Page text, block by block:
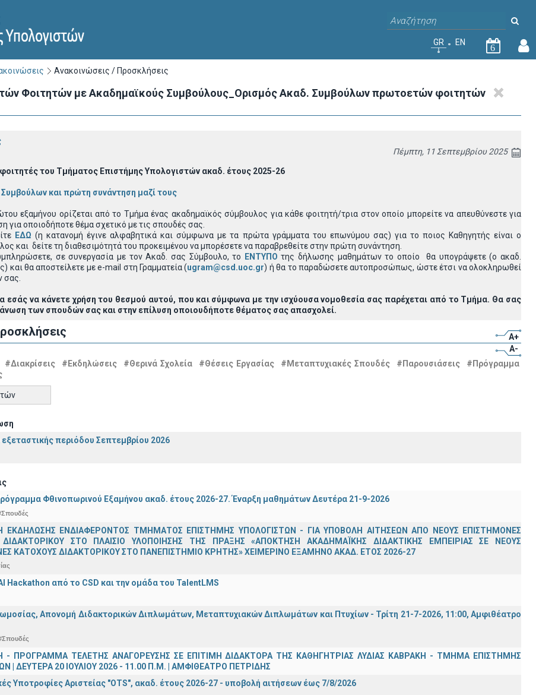
GR EN
6
Ανακοινώσεις / Προσκλήσεις
Φοιτητών με Ακαδημαϊκούς Συμβούλους_Ορισμός Ακαδ. Συμβούλων πρωτοετών φοιτητών
Πέμπτη, 11 Σεπτεμβρίου 2025
του Τμήματος Επιστήμης Υπολογιστών ακαδ. έτους 2025-26
και πρώτη συνάντηση μαζί τους
εξαμήνου ορίζεται από το Τμήμα ένας ακαδημαϊκός σύμβουλος για κάθε φοιτητή/τρια στον οποίο μπορείτε να απευθύνεστε για
για οποιοδήποτε θέμα σχετικό με τις σπουδές σας.
ΕΔΩ (η κατανομή έγινε αλφαβητικά και σύμφωνα με τα πρώτα γράμματα του επωνύμου σας) για το ποιος Καθηγητής είναι ο
και δείτε τη διαθεσιμότητά του προκειμένου να μπορέσετε να παραβρεθείτε στην πρώτη συνάντηση.
σε συνεργασία με τον Ακαδ. σας Σύμβουλο, το
ΕΝΤΥΠΟ της δήλωσης μαθημάτων το οποίο θα υπογράψετε (ο ακαδ.
και θα αποστείλετε με e-mail στη Γραμματεία (ugram@csd.uoc.gr) ή θα το παραδώσετε αυτοπροσώπως, ώστε έτσι να ολοκληρωθεί
εσάς να κάνετε χρήση του θεσμού αυτού, που και σύμφωνα με την ισχύουσα νομοθεσία σας παρέχεται από το Τμήμα. Θα σας
των σπουδών σας και στην επίλυση οποιουδήποτε θέματος σας απασχολεί.
A+
A-
#Διακρίσεις #Εκδηλώσεις #Θερινά Σχολεία #Θέσεις Εργασίας #Μεταπτυχιακές Σπουδές #Παρουσιάσεις
#Πρόγραμμα
περιόδου Σεπτεμβρίου 2026
Φθινοπωρινού Εξαμήνου ακαδ. έτους 2026-27. Έναρξη μαθημάτων Δευτέρα 21-9-2026
ΕΚΔΗΛΩΣΗΣ ΕΝΔΙΑΦΕΡΟΝΤΟΣ ΤΜΗΜΑΤΟΣ ΕΠΙΣΤΗΜΗΣ ΥΠΟΛΟΓΙΣΤΩΝ - ΓΙΑ ΥΠΟΒΟΛΗ ΑΙΤΗΣΕΩΝ ΑΠΟ ΝΕΟΥΣ ΕΠΙΣΤΗΜΟΝΕΣ
ΣΤΟ ΠΛΑΙΣΙΟ ΥΛΟΠΟΙΗΣΗΣ ΤΗΣ ΠΡΑΞΗΣ «ΑΠΟΚΤΗΣΗ ΑΚΑΔΗΜΑΪΚΗΣ ΔΙΔΑΚΤΙΚΗΣ ΕΜΠΕΙΡΙΑΣ ΣΕ ΝΕΟΥΣ
ΚΑΤΟΧΟΥΣ ΔΙΔΑΚΤΟΡΙΚΟΥ ΣΤΟ ΠΑΝΕΠΙΣΤΗΜΙΟ ΚΡΗΤΗΣ» ΧΕΙΜΕΡΙΝΟ ΕΞΑΜΗΝΟ ΑΚΑΔ. ΕΤΟΣ 2026-27
Hackathon από το CSD και την ομάδα του TalentLMS
Απονομή Διδακτορικών Διπλωμάτων, Μεταπτυχιακών Διπλωμάτων και Πτυχίων - Τρίτη 21-7-2026, 11:00, Αμφιθέατρο
- ΠΡΟΓΡΑΜΜΑ ΤΕΛΕΤΗΣ ΑΝΑΓΟΡΕΥΣΗΣ ΣΕ ΕΠΙΤΙΜΗ ΔΙΔΑΚΤΟΡΑ ΤΗΣ ΚΑΘΗΓΗΤΡΙΑΣ ΛΥΔΙΑΣ ΚΑΒΡΑΚΗ - ΤΜΗΜΑ ΕΠΙΣΤΗΜΗΣ
| ΔΕΥΤΕΡΑ 20 ΙΟΥΛΙΟΥ 2026 - 11.00 Π.Μ. | ΑΜΦΙΘΕΑΤΡΟ ΠΕΤΡΙΔΗΣ
Υποτροφίες Αριστείας "OTS", ακαδ. έτους 2026-27 - υποβολή αιτήσεων έως 7/8/2026